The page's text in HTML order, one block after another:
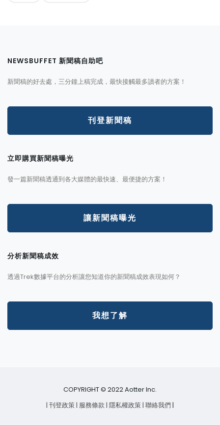
NEWSBUFFET 新聞稿自助吧
新聞稿的好去處，三分鐘上稿完成，最快接觸最多讀者的方案！
刊登新聞稿
立即購買新聞稿曝光
發一篇新聞稿透通到各大媒體的最快速、最便捷的方案！
讓新聞稿曝光
分析新聞稿成效
透過Trek數據平台的分析讓您知道你的新聞稿成效表現如何？
我想了解
COPYRIGHT © 2022 Aotter Inc.
| 刊登政策| 服務條款 | 隱私權政策| 聯絡我們 |